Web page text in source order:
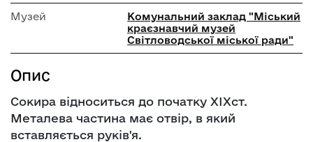
Музей
Комунальний заклад "Міський
краєзнавчий музей
Світловодської міської ради"
Опис
Сокира відноситься до початку XIXст.
Металева частина має отвір, в який
вставляється руків'я.